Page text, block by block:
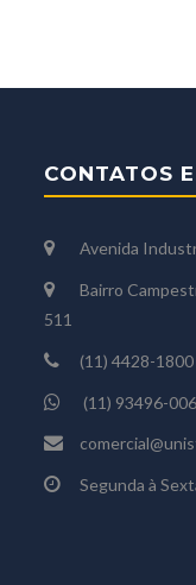
CONTATOS
Avenida
Bairro
511
(11) 4428-
(11) 93496-
Segunda à